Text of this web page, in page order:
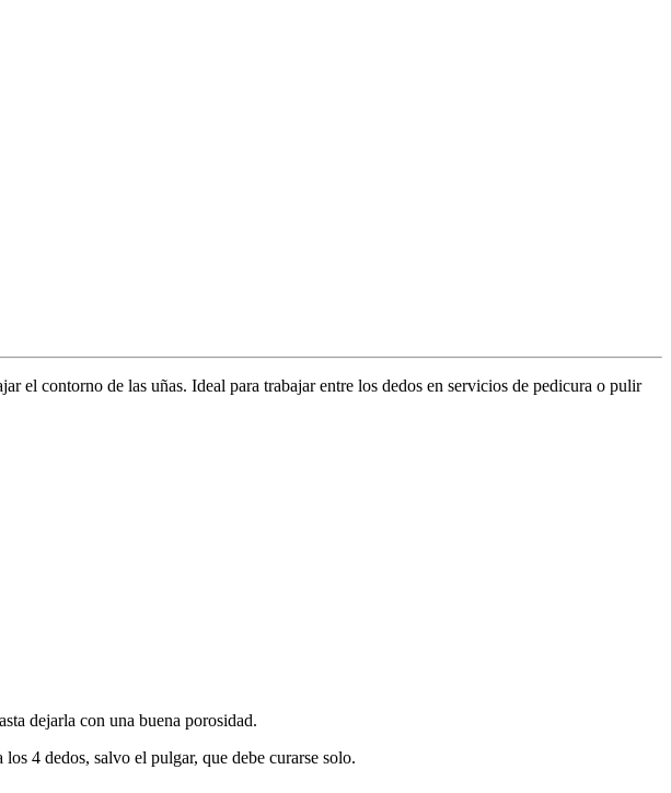
el contorno de las uñas. Ideal para trabajar entre los dedos en servicios de pedicura o pulir
dejarla con una buena porosidad.
4 dedos, salvo el pulgar, que debe curarse solo.